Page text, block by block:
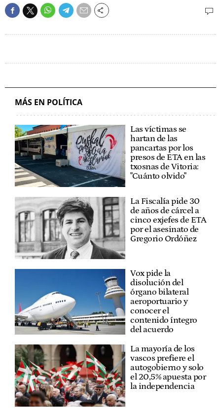
MÁS EN POLÍTICA
Las víctimas se
hartan de las
pancartas por los
presos de ETA en las
txosnas de Vitoria:
"Cuánto olvido"
La Fiscalía pide 30
de años de cárcel a
cinco exjefes de ETA
por el asesinato de
Gregorio Ordóñez
Vox pide la
disolución del
órgano bilateral
aeroportuario y
conocer el
contenido íntegro
del acuerdo
La mayoría de los
vascos prefiere el
autogobierno y solo
el 20,5% apuesta por
la independencia